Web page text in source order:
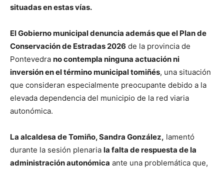
situadas en estas vías.
El Gobierno municipal denuncia además que el Plan de
Conservación de Estradas 2026 de la provincia de
Pontevedra no contempla ninguna actuación ni
inversión en el término municipal tomiñés, una situación
que consideran especialmente preocupante debido a la
elevada dependencia del municipio de la red viaria
autonómica.
La alcaldesa de Tomiño,Sandra González, lamentó
durante la sesión plenaria la falta de respuesta de la
administración autonómica ante una problemática que,